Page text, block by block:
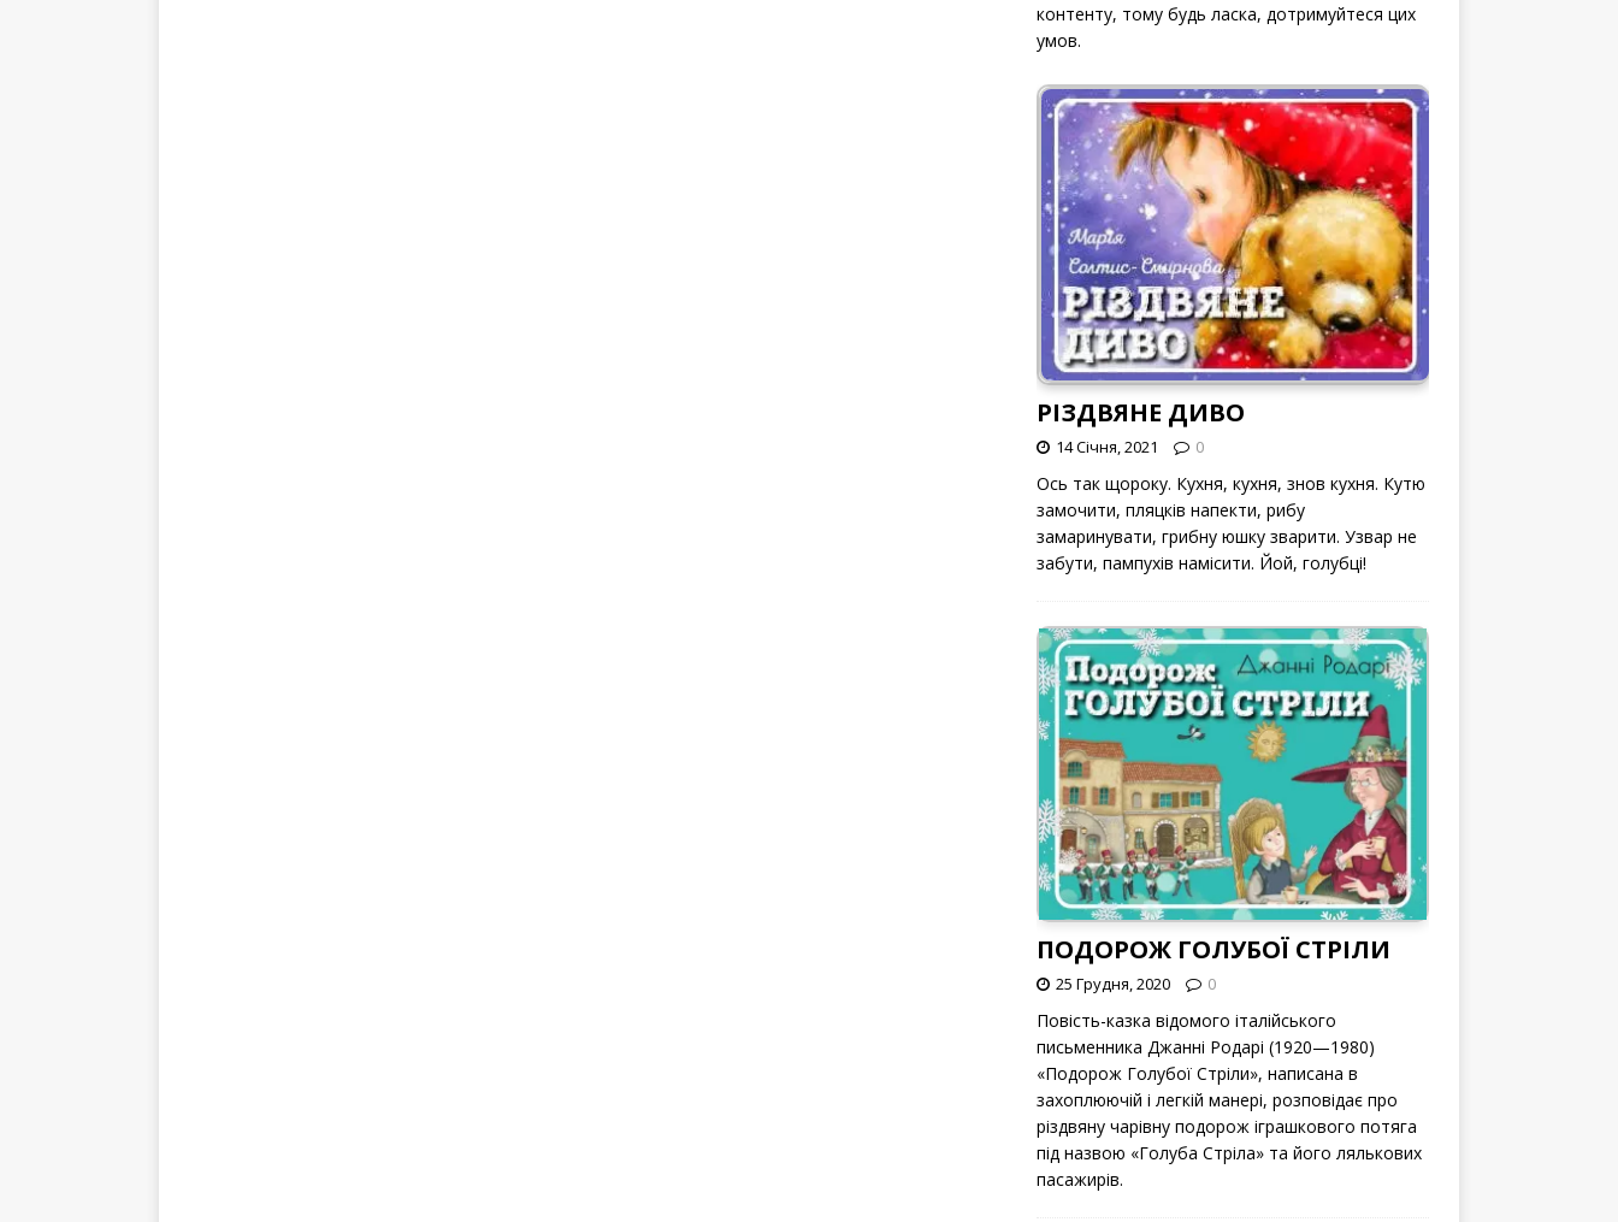
контенту, тому будь ласка, дотримуйтеся цих
умов.
РІЗДВЯНЕ ДИВО
14 Січня, 2021 0
Ось так щороку. Кухня, кухня, знов кухня. Кутю
замочити, пляцків напекти, рибу
замаринувати, грибну юшку зварити. Узвар не
забути, пампухів намісити. Йой, голубці!
ПОДОРОЖ ГОЛУБОЇ СТРІЛИ
25 Грудня, 2020 0
Повість-казка відомого італійського
письменника Джанні Родарі (1920—1980)
«Подорож Голубої Стріли», написана в
захоплюючій і легкій манері, розповідає про
різдвяну чарівну подорож іграшкового потяга
під назвою «Голуба Стріла» та його лялькових
пасажирів.